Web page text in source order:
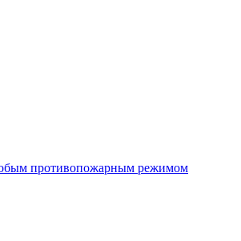
противопожарным режимом